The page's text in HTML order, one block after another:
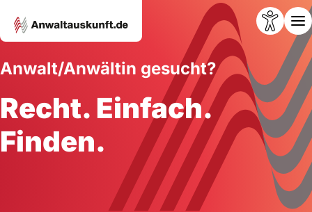
Anwalt/Anwältin gesucht?
Recht. Einfach.
Finden.